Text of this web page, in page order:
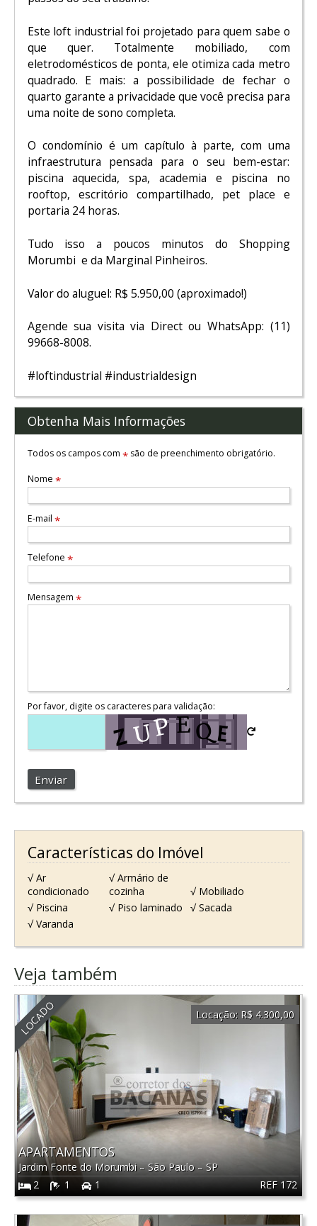
Este loft industrial foi projetado para quem sabe o
que quer. Totalmente mobiliado, com
eletrodomésticos de ponta, ele otimiza cada metro
quadrado. E mais: a possibilidade de fechar o
quarto garante a privacidade que você precisa para
uma noite de sono completa.
O condomínio é um capítulo à parte, com uma
infraestrutura pensada para o seu bem-estar:
piscina aquecida, spa, academia e piscina no
rooftop, escritório compartilhado, pet place e
portaria 24 horas.
Tudo isso a poucos minutos do Shopping
Morumbi e da Marginal Pinheiros.
Valor do aluguel: R$ 5.950,00 (aproximado!)
Agende sua visita via Direct ou WhatsApp: (11)
99668-8008.
#loftindustrial #industrialdesign
Obtenha Mais Informações
Todos os campos com *são de preenchimento obrigatório.
Nome *
E-mail *
Telefone *
Mensagem *
Por favor, digite os caracteres para validação:
Enviar
Características do Imóvel
√ Ar
condicionado
√ Armário de
cozinha
√ Mobiliado
√ Piscina
√ Piso laminado
√ Sacada
√ Varanda
Veja também
LOCADO
REF 172
APARTAMENTOS
Jardim Fonte do Morumbi–São Paulo–SP
2
1 1
Locação: R$ 4.300,00